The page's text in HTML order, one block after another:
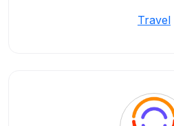
Travel